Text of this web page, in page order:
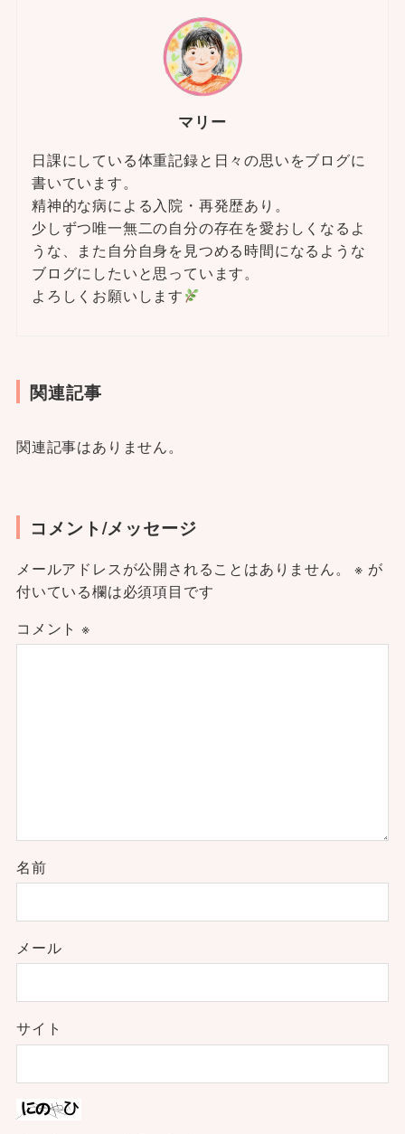
マリー
日課にしている体重記録と日々の思いをブログに
書いています。
精神的な病による入院・再発歴あり。
少しずつ唯一無二の自分の存在を愛おしくなるよ
うな、また自分自身を見つめる時間になるような
ブログにしたいと思っています。
よろしくお願いします
関連記事
関連記事はありません。
コメント/メッセージ
メールアドレスが公開されることはありません。 ※ が
付いている欄は必須項目です
コメント ※
名前
メール
サイト